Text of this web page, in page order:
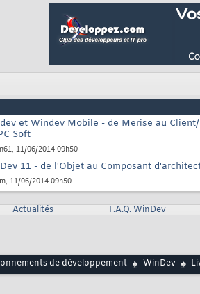
et Windev Mobile - de Merise au
Soft
, 11/06/2014 09h50
11 - de l'Objet au Composant
, 11/06/2014 09h50
Actualités F.A.Q. WinDev
de développement WinDev